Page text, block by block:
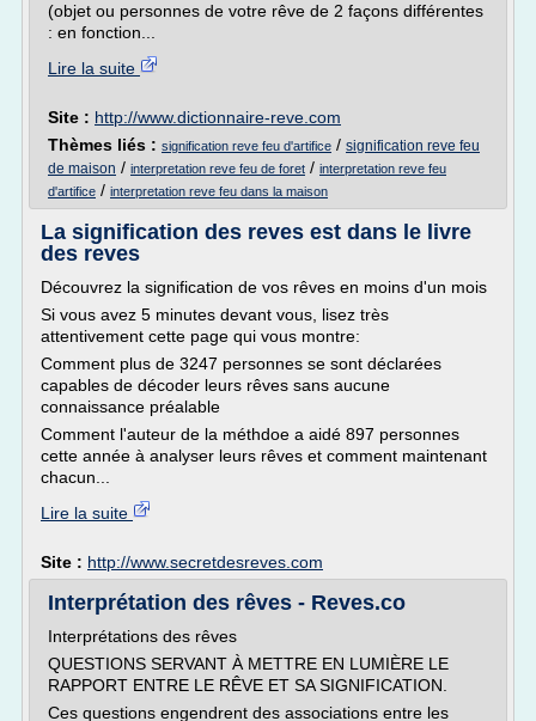
(objet ou personnes de votre rêve de 2 façons différentes
: en fonction...
Lire la suite
Site : http://www.dictionnaire-reve.com
Thèmes liés : signification reve feu d'artifice / signification reve feu
de maison / interpretation reve feu de foret / interpretation reve feu
d'artifice / interpretation reve feu dans la maison
La signification des reves est dans le livre
des reves
Découvrez la signification de vos rêves en moins d'un mois
Si vous avez 5 minutes devant vous, lisez très
attentivement cette page qui vous montre:
Comment plus de 3247 personnes se sont déclarées
capables de décoder leurs rêves sans aucune
connaissance préalable
Comment l'auteur de la méthdoe a aidé 897 personnes
cette année à analyser leurs rêves et comment maintenant
chacun...
Lire la suite
Site : http://www.secretdesreves.com
Interprétation des rêves - Reves.co
Interprétations des rêves
QUESTIONS SERVANT À METTRE EN LUMIÈRE LE
RAPPORT ENTRE LE RÊVE ET SA SIGNIFICATION.
Ces questions engendrent des associations entre les